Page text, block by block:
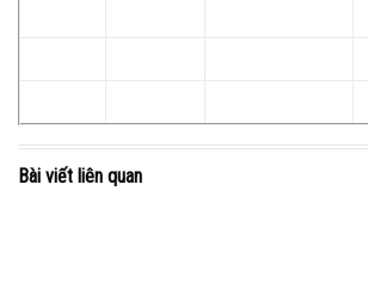
Bài viết liên quan